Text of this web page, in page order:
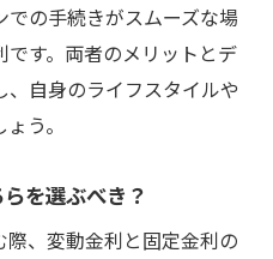
ン管理方法
市場を理解し売却を成
場価値の変動
学ぶ成功の秘訣
の手続きがスムーズな場
す。両者のメリットとデ
自身のライフスタイルや
う。
を選ぶべき？
、変動金利と固定金利の